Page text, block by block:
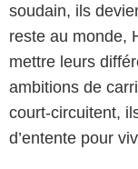
soudain, ils
reste au monde,
mettre leurs
ambitions de
court-circuitent,
d’entente pour